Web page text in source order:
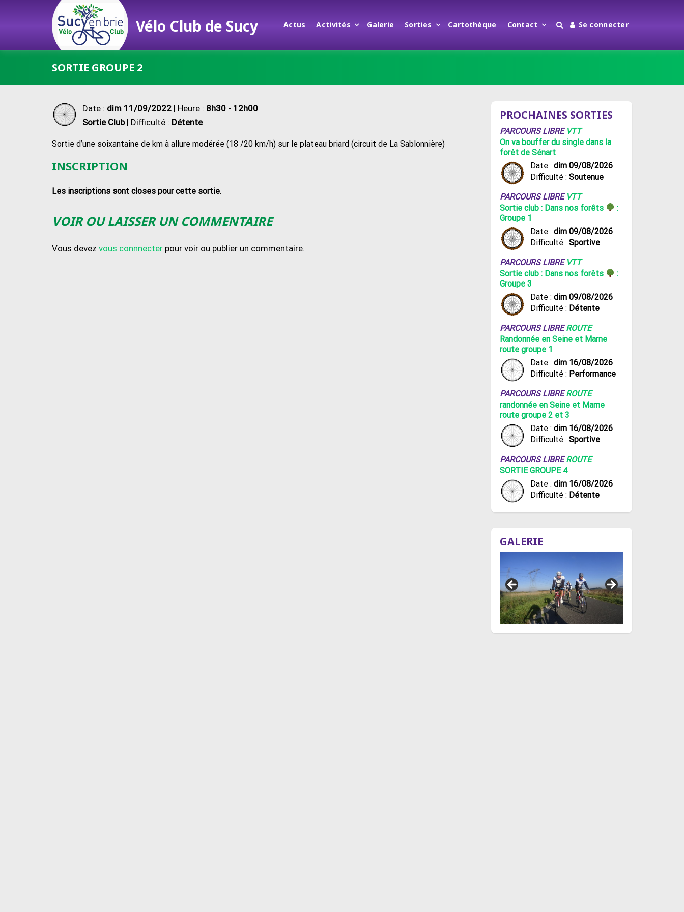
Vélo Club de Sucy Actus Activités Galerie Sorties Cartothèque Contact Se connecter
SORTIE GROUPE 2
Date : dim 11/09/2022 | Heure : 8h30 - 12h00
Sortie Club| Difficulté : Détente
Sortie d’une soixantaine de km à allure modérée (18 /20 km/h) sur le plateau briard (circuit de La Sablonnière)
INSCRIPTION
Les inscriptions sont closes pour cette sortie.
VOIR OU LAISSER UN COMMENTAIRE
Vous devez vous connnecter pour voir ou publier un commentaire.
PROCHAINES SORTIES
PARCOURS LIBRE VTT
On va bouffer du single dans la
forêt de Sénart
Date : dim 09/08/2026
Difficulté : Soutenue
PARCOURS LIBRE VTT
Sortie club : Dans nos forêts
:
Groupe 1
Date : dim 09/08/2026
Difficulté : Sportive
PARCOURS LIBRE VTT
Sortie club : Dans nos forêts
:
Groupe 3
Date : dim 09/08/2026
Difficulté : Détente
PARCOURS LIBREROUTE
Randonnée en Seine et Marne
route groupe 1
Date : dim 16/08/2026
Difficulté : Performance
PARCOURS LIBREROUTE
randonnée en Seine et Marne
route groupe 2 et 3
Date : dim 16/08/2026
Difficulté : Sportive
PARCOURS LIBREROUTE
SORTIE GROUPE 4
Date : dim 16/08/2026
Difficulté : Détente
GALERIE